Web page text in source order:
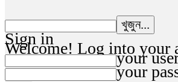
Sign in
Welcome! Log into your
your
your